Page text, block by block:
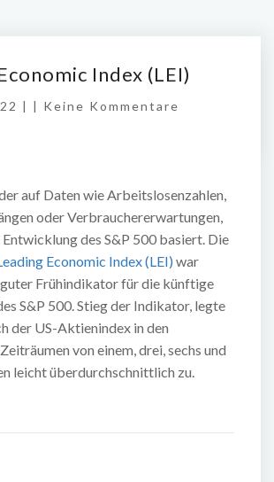
Index (LEI)
| | Keine Kommentare
auf Daten wie Arbeitslosenzahlen,
oder Verbrauchererwartungen,
des S&P 500 basiert. Die
Economic Index (LEI) war
Frühindikator für die künftige
S&P 500. Stieg der Indikator, legte
der US-Aktienindex in den
von einem, drei, sechs und
leicht überdurchschnittlich zu.